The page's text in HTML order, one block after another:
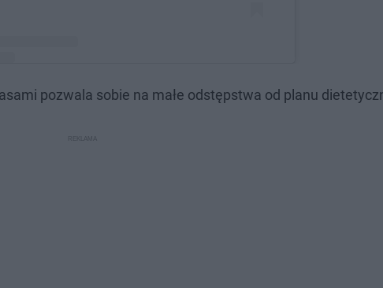
𝗔𝗻𝗻𝗮 𝗟𝗲𝘄𝗮𝗻𝗱𝗼𝘄𝘀𝗸𝗮 (@annalewandowska)
pozwala sobie na małe odstępstwa od planu